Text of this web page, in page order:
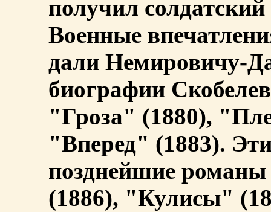
получил
Военные
дали Немировичу-
биографии
"Гроза" (1880),
"Вперед" (1883).
позднейшие
(1886), "Кулисы"